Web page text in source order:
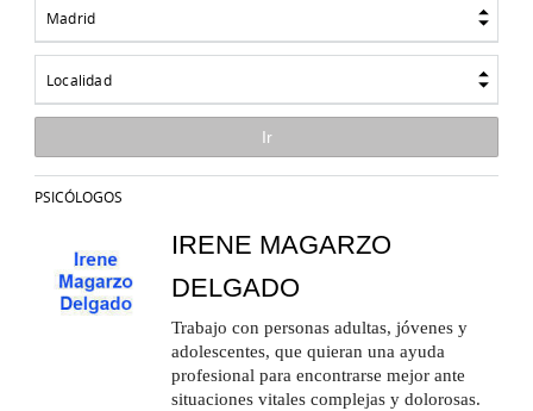
Madrid
Localidad
PSICÓLOGOS
IRENE MAGARZO
DELGADO
Trabajo con personas adultas, jóvenes y
adolescentes, que quieran una ayuda
profesional para encontrarse mejor ante
situaciones vitales complejas y dolorosas.